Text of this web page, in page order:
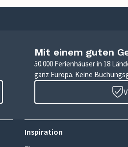
Mit einem guten
50.000 Ferienhäuser in 18
ganz Europa. Keine
Inspiration